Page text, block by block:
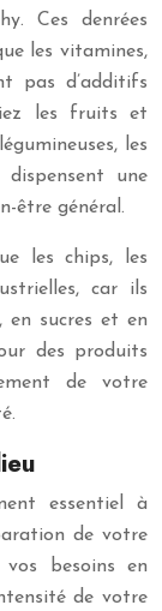
Ces denrées
les vitamines,
pas d’additifs
les fruits et
les
une
être général.
les chips, les
car ils
en sucres et en
des produits
de votre
essentiel à
de votre
besoins en
de votre